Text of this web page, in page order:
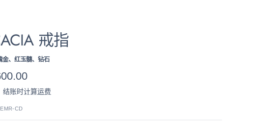
戒指
金、红玉髓、钻石
结账时计算运费
CD